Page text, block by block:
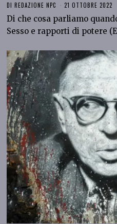
DIREDAZIONE NPC 21 OTTOBRE 2022
Di che cosa parliamo
Sesso e rapporti di potere